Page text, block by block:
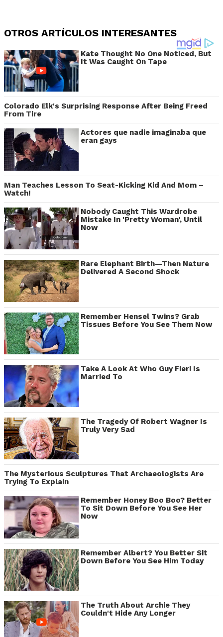
OTROS ARTÍCULOS INTERESANTES
Kate Thought No One Noticed, But
It Was Caught On Tape
Colorado Elk's Surprising Response After Being Freed
From Tire
Actores que nadie imaginaba que
eran gays
Man Teaches Lesson To Seat-Kicking Kid And Mom –
Watch!
Nobody Caught This Wardrobe
Mistake In 'Pretty Woman', Until
Now
Rare Elephant Birth—Then Nature
Delivered A Second Shock
Remember Hensel Twins? Grab
Tissues Before You See Them Now
Take A Look At Who Guy Fieri Is
Married To
The Tragedy Of Robert Wagner Is
Truly Very Sad
The Mysterious Sculptures That Archaeologists Are
Trying To Explain
Remember Honey Boo Boo? Better
To Sit Down Before You See Her
Now
Remember Albert? You Better Sit
Down Before You See Him Today
The Truth About Archie They
Couldn't Hide Any Longer